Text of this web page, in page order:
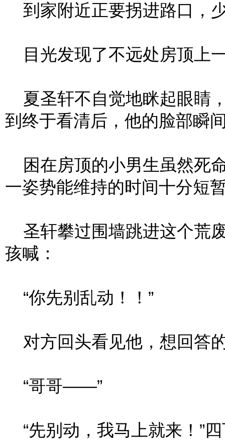
到家附近正要拐进路口，
目光发现了不远处房顶上
夏圣轩不自觉地眯起眼睛
到终于看清后，他的脸部瞬
困在房顶的小男生虽然死
一姿势能维持的时间十分短
圣轩攀过围墙跳进这个荒
孩喊：
“你先别乱动！！”
对方回头看见他，想回答
“哥哥——”
“先别动，我马上就来！”